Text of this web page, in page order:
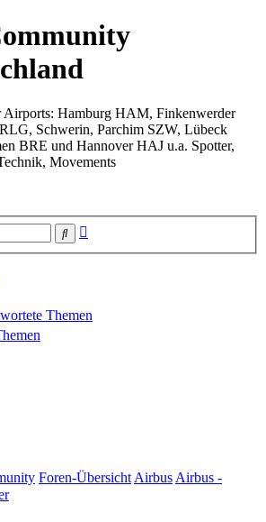
Airports: Hamburg HAM, Finkenwerder
Schwerin, Parchim SZW, Lübeck
BRE und Hannover HAJ u.a. Spotter,
Movements
Suche
Themen
Foren-ÜbersichtAirbusAirbus -